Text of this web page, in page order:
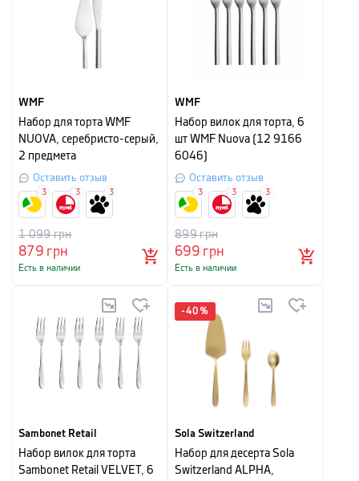
WMF
Набор для торта WMF
NUOVA, серебристо-серый,
2 предмета
Оставить отзыв
879грн
1 099грн
Есть в наличии
3 3 3
WMF
Набор вилок для торта, 6
шт WMF Nuova (12 9166
6046)
Оставить отзыв
699грн
899грн
Есть в наличии
3 3 3
Sambonet Retail
Набор вилок для торта
Sambonet Retail VELVET, 6
-40 %
Sola Switzerland
Набор для десерта Sola
Switzerland ALPHA,